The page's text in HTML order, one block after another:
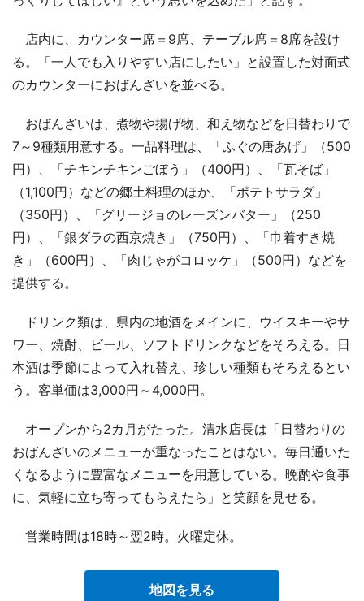
店内に、カウンター席＝9席、テーブル席＝8席を設け
る。「一人でも入りやすい店にしたい」と設置した対面式
のカウンターにおばんざいを並べる。
おばんざいは、煮物や揚げ物、和え物などを日替わりで
7～9種類用意する。一品料理は、「ふぐの唐あげ」（500
円）、「チキンチキンごぼう」（400円）、「瓦そば」
（1,100円）などの郷土料理のほか、「ポテトサラダ」
（350円）、「グリージョのレーズンバター」（250
円）、「銀ダラの西京焼き」（750円）、「巾着すき焼
き」（600円）、「肉じゃがコロッケ」（500円）などを
提供する。
ドリンク類は、県内の地酒をメインに、ウイスキーやサ
ワー、焼酎、ビール、ソフトドリンクなどをそろえる。日
本酒は季節によって入れ替え、珍しい種類もそろえるとい
う。客単価は3,000円～4,000円。
オープンから2カ月がたった。清水店長は「日替わりの
おばんざいのメニューが重なったことはない。毎日通いた
くなるように豊富なメニューを用意している。晩酌や食事
に、気軽に立ち寄ってもらえたら」と笑顔を見せる。
営業時間は18時～翌2時。火曜定休。
地図を見る